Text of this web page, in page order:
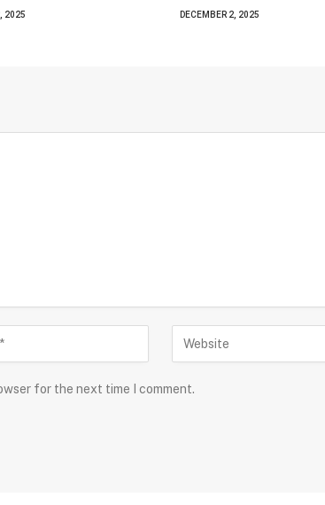
2025 DECEMBER 2, 2025
for the next time I comment.